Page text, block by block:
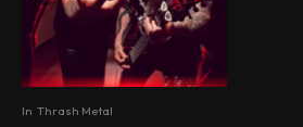
In Thrash Metal